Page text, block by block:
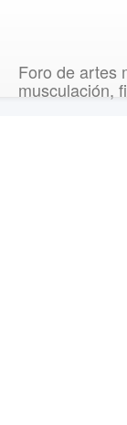
Foro de artes
musculación,